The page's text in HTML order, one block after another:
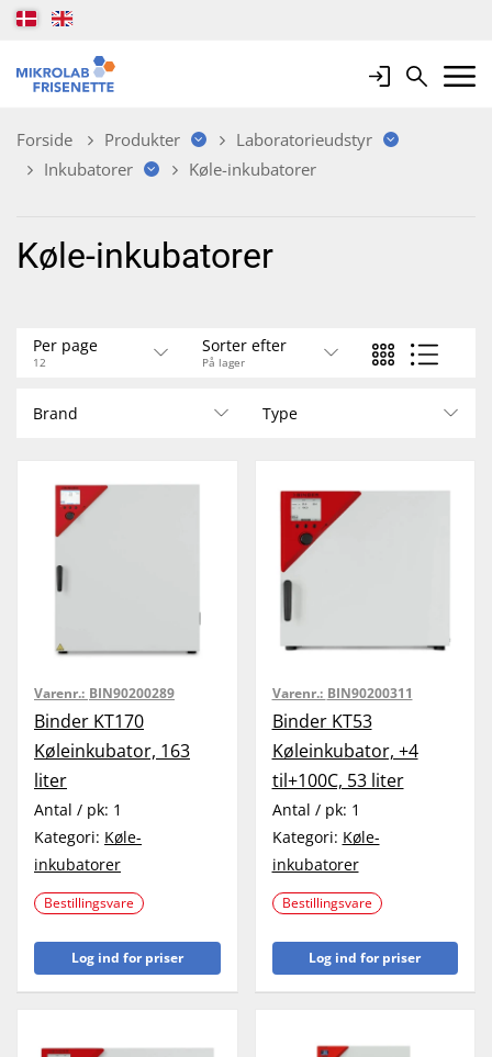
LoginSearchMobile
Forside Produkter
Laboratorieudstyr
Inkubatorer
Køle-inkubatorer
Køle-inkubatorer
Per page
12
Sorter efter
På lager
Brand Type
Varenr.: BIN90200289
Binder KT170
Køleinkubator, 163
liter
Antal / pk: 1
Kategori: Køle-
inkubatorer
Bestillingsvare
Log ind for priser
Varenr.: BIN90200311
Binder KT53
Køleinkubator, +4
til+100C, 53 liter
Antal / pk: 1
Kategori: Køle-
inkubatorer
Bestillingsvare
Log ind for priser